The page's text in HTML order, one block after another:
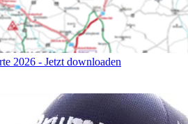
2026 - Jetzt downloaden